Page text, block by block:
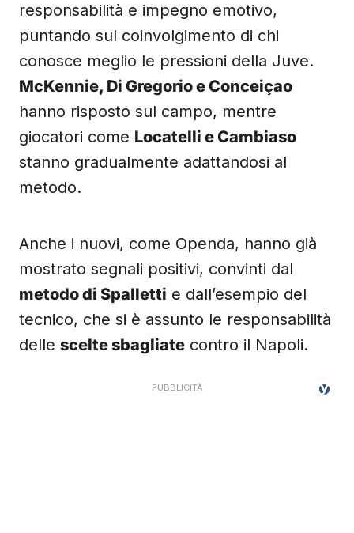
responsabilità e impegno emotivo,
puntando sul coinvolgimento di chi
conosce meglio le pressioni della Juve.
McKennie, Di Gregorio e Conceiçao
hanno risposto sul campo, mentre
giocatori come Locatelli e Cambiaso
stanno gradualmente adattandosi al
metodo.
Anche i nuovi, come Openda, hanno già
mostrato segnali positivi, convinti dal
metodo di Spalletti e dall’esempio del
tecnico, che si è assunto le responsabilità
delle scelte sbagliate contro il Napoli.